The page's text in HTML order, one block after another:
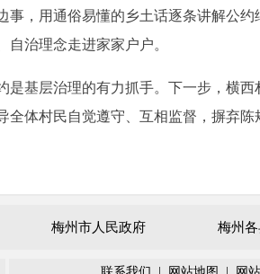
，用通俗易懂的乡土话逐条讲解公
治理念走进家家户户。
基层治理的有力抓手。下一步，横西
体村民自觉遵守、互相监督，摒弃
梅州市人民政府 梅州各